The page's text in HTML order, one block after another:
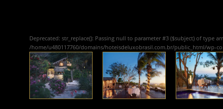
Deprecated: str_replace(): Passing null to parameter #3 ($subject) of type
/home/u480117760/domains/hoteisdeluxobrasil.com.br/public_html/wp-